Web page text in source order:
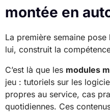
montée en
La première semaine
lui, construit la
C’est là que les modules
jeu : tutoriels sur les
propres au service, cas
quotidiennes. Ces